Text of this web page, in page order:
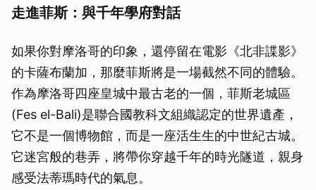
走進菲斯：與千年學府對話
如果你對摩洛哥的印象，還停留在電影《北非諜影》
的卡薩布蘭加，那麼菲斯將是一場截然不同的體驗。
作為摩洛哥四座皇城中最古老的一個，菲斯老城區
(Fes el-Bali)是聯合國教科文組織認定的世界遺產，
它不是一個博物館，而是一座活生生的中世紀古城。
它迷宮般的巷弄，將帶你穿越千年的時光隧道，親身
感受法蒂瑪時代的氣息。